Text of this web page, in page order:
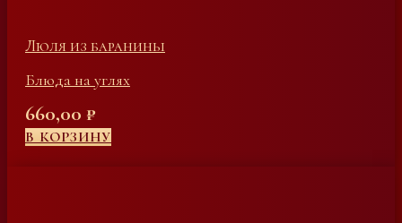
Люля из баранины
Блюда на углях
660,00 ₽
В КОРЗИНУ